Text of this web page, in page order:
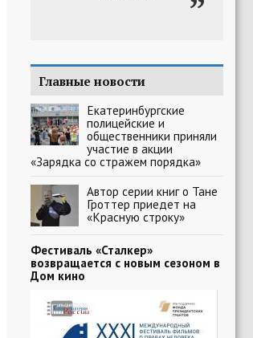
Главные новости
Екатеринбургские
полицейские и
общественники приняли
участие в акции
«Зарядка со стражем порядка»
Автор серии книг о Тане
Гроттер приедет на
«Красную строку»
Фестиваль «Сталкер»
возвращается с новым сезоном в
Дом кино